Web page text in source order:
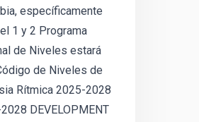
específicamente
1 y 2 Programa
de Niveles estará
de Niveles de
Rítmica 2025-2028
DEVELOPMENT